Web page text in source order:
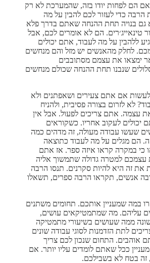
אם הם לפחות יודו בזה, שהמערכת לא רק
הרבה כדי לעזור לכם להבין על מה
גם בנויה תחת ההנחה שאתם בדרך פלא
טינאייג׳רים. הם לא אומרים לכם, אבל
ללהבין על מה לעבוד, אתם יכולים
לחלק מהאנשים יש מזל והם מנחשים
ימצאו את עצמם מסתובבים
שנבנו תחת ההנחה שכולם מנחשים
אם אתם צעירים ושאפתנים ולא
לא לזרום בצורה פסיבית, ולהניח
עצמה. אתם צריכים לפעול. אבל אין
יכולים לעקוב אחריו. כשקוראים
שעשו עבודה מעולה, זה מדהים כמה
הם מגלים על מה לעבוד כתוצאה
כי במקרה קראו איזה ספר. אז אתם
עצמכם למטרה גדולה שתמשוך אליה
את זה היא להיות סקרנים. תנסו הרבה
אנשים, תקראו הרבה ספרים, תשאלו
במה שמעניין אותכם. תחומים משתנים
עליהם. מה שמתמטיקאים עושים,
ממה שעושים בשיעורי מתמטיקה
לתת הזדמנות לסוגי עבודה שונים
אוהבים. התחום שנכון לכם צריך
מעניין ככל שאתם לומדים עליו יותר. אם
זה בטח לא בשבילכם.